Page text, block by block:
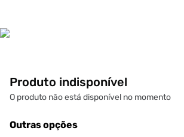
Produto indisponível
O produto não está disponível no momento
Outras opções